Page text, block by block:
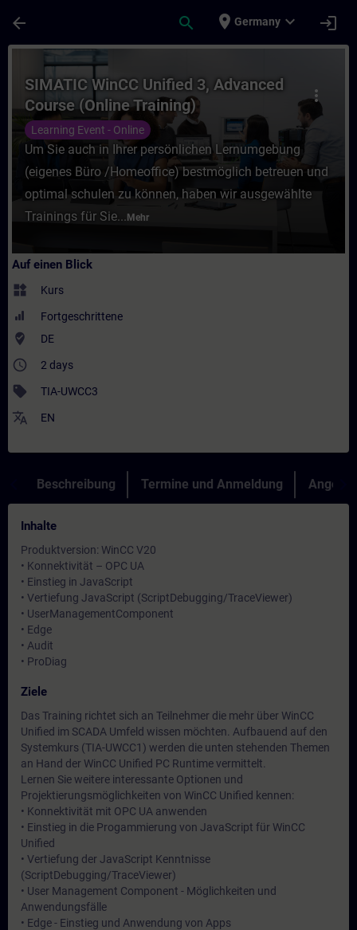
arrow_back search place Germany expand_more login
Kurs - SIMATIC WinCC Unified 3,
more_vert
SIMATIC WinCC Unified 3, Advanced
Course (Online Training)
Learning Event - Online
Um Sie auch in Ihrer persönlichen Lernumgebung
(eigenes Büro /Homeoffice) bestmöglich betreuen und
optimal schulen zu können, haben wir ausgewählte
Trainings für Sie... Mehr
Auf einen Blick
widgets Kurs
Fortgeschrittene
where_to_vote DE
access_time 2 days
sell TIA-UWCC3
translate EN
Beschreibung Termine und Anmeldung Angebot
Inhalte
Produktversion: WinCC V20
• Konnektivität – OPC UA
• Einstieg in JavaScript
• Vertiefung JavaScript (ScriptDebugging/TraceViewer)
• UserManagementComponent
• Edge
• Audit
• ProDiag
Ziele
Das Training richtet sich an Teilnehmer die mehr über WinCC
Unified im SCADA Umfeld wissen möchten. Aufbauend auf den
Systemkurs (TIA-UWCC1) werden die unten stehenden Themen
an Hand der WinCC Unified PC Runtime vermittelt.
Lernen Sie weitere interessante Optionen und
Projektierungsmöglichkeiten von WinCC Unified kennen:
• Konnektivität mit OPC UA anwenden
• Einstieg in die Progammierung von JavaScript für WinCC
Unified
• Vertiefung der JavaScript Kenntnisse
(ScriptDebugging/TraceViewer)
• User Management Component - Möglichkeiten und
Anwendungsfälle
• Edge - Einstieg und Anwendung von Apps